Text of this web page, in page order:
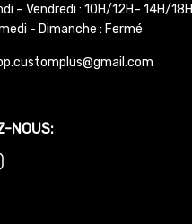
– Vendredi : 10H/12H– 14H/18H
- Dimanche : Fermé
NOUS: